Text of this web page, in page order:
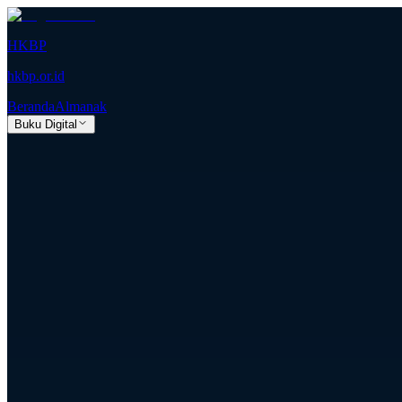
HKBP
hkbp.or.id
BerandaAlmanak
Buku Digital